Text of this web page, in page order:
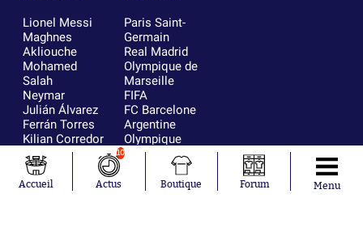
Lionel Messi
Maghnes
Akliouche
Mohamed
Salah
Neymar
Julián Álvarez
Ferrán Torres
Kilian Corredor
Franco
Mastantuono
Orel Mangala
Paris Saint-
Germain
Real Madrid
Olympique de
Marseille
FIFA
FC Barcelone
Argentine
Olympique
lyonnais
AS Monaco
RC Strasbourg
Accueil
10
Actus Boutique Forum Menu